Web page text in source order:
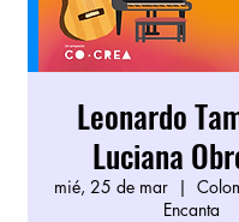
Leonardo
Luciana
mié, 25 de mar
  |
Encanta